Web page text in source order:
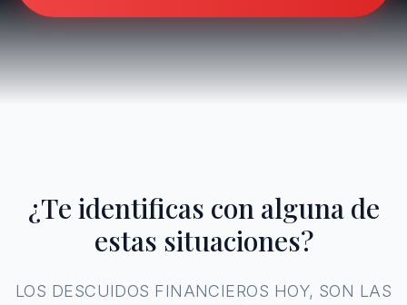
¿Te identificas con alguna de
estas situaciones?
LOS DESCUIDOS FINANCIEROS HOY, SON LAS